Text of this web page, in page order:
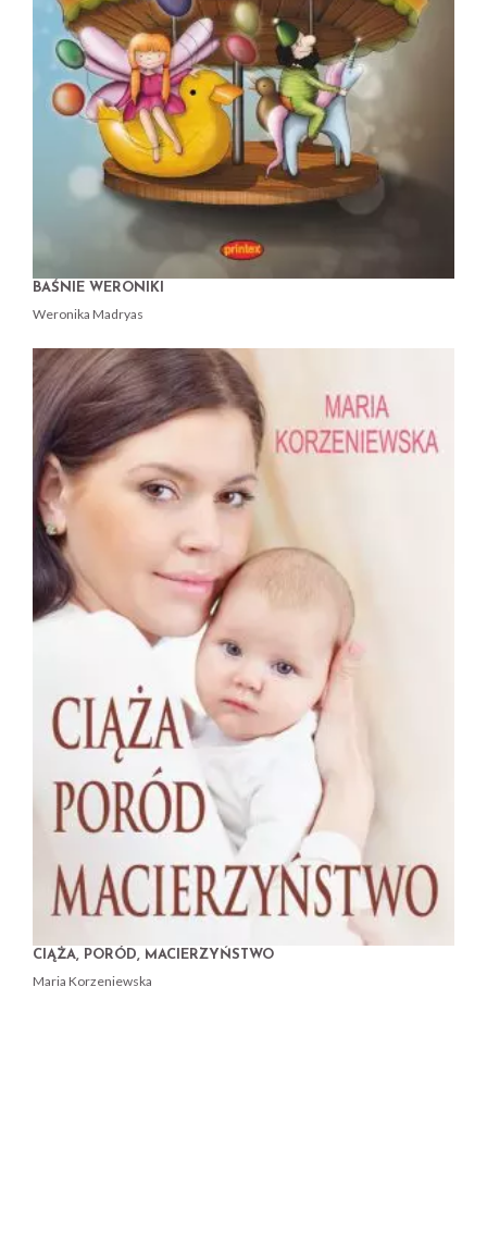
BAŚNIE WERONIKI
Weronika Madryas
CIĄŻA, PORÓD, MACIERZYŃSTWO
Maria Korzeniewska